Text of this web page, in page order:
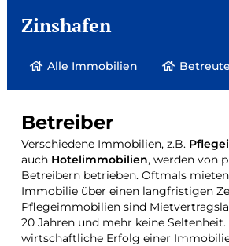
Zinshafen
Alle Immobilien
Betreiber
Verschiedene Immobilien, z.B.
auch Hotelimmobilien, werden von
Betreibern betrieben. Oftmals
Immobilie über einen langfristigen
Pflegeimmobilien sind
20 Jahren und mehr keine Seltenheit.
wirtschaftliche Erfolg einer